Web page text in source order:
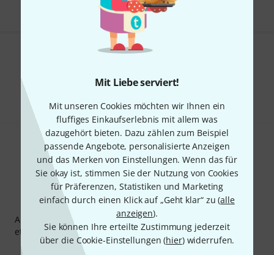
Mit Liebe serviert!
Mit unseren Cookies möchten wir Ihnen ein
fluffiges Einkaufserlebnis mit allem was
dazugehört bieten. Dazu zählen zum Beispiel
passende Angebote, personalisierte Anzeigen
und das Merken von Einstellungen. Wenn das für
Sie okay ist, stimmen Sie der Nutzung von Cookies
für Präferenzen, Statistiken und Marketing
einfach durch einen Klick auf „Geht klar“ zu (alle
anzeigen).
Sie können Ihre erteilte Zustimmung jederzeit
über die Cookie-Einstellungen (hier) widerrufen.
Teilen Hilfe & Feedback
Thomann Newsletter
Abonniere den Thomann Newsletter und gewinne mit
etwas Glück einen von 50 Gutscheinenüber jeweils50€
Inspirierende Beiträge
Deals Thomann Insights